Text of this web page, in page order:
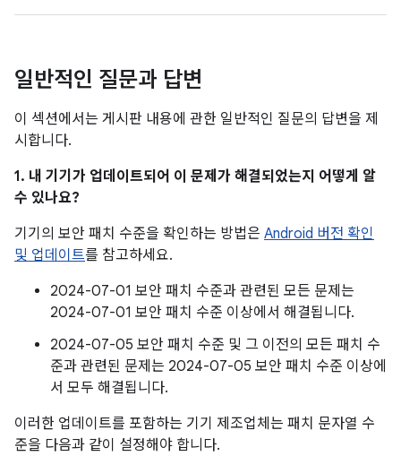
일반적인 질문과 답변
이 섹션에서는 게시판 내용에 관한 일반적인 질문의 답변을 제
시합니다.
1. 내 기기가 업데이트되어 이 문제가 해결되었는지 어떻게 알
수 있나요?
기기의 보안 패치 수준을 확인하는 방법은 Android 버전 확인
및 업데이트를 참고하세요.
2024-07-01 보안 패치 수준과 관련된 모든 문제는
2024-07-01 보안 패치 수준 이상에서 해결됩니다.
2024-07-05 보안 패치 수준 및 그 이전의 모든 패치 수
준과 관련된 문제는 2024-07-05 보안 패치 수준 이상에
서 모두 해결됩니다.
이러한 업데이트를 포함하는 기기 제조업체는 패치 문자열 수
준을 다음과 같이 설정해야 합니다.